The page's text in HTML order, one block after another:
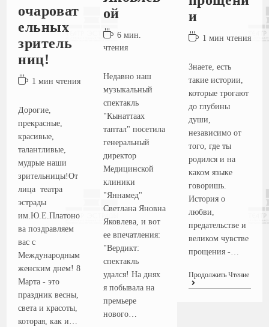
очароват
ельных
зритель
ниц!
1 мин чтения
Дорогие,
прекрасные,
красивые,
талантливые,
мудрые наши
зрительницы!От
лица театра
эстрады
им.Ю.Е.Платоно
ва поздравляем
вас с
Международным
женским днем! 8
Марта - это
праздник весны,
света и красоты,
которая, как и…
ой
6 мин.
чтения
Недавно наш
музыкальный
спектакль
"Кынаттаах
таптал" посетила
генеральный
директор
Медицинской
клиники
"Яннамед"
Светлана Яновна
Яковлева, и вот
ее впечатления:
"Вердикт:
спектакль
удался! На днях
я побывала на
премьере
нового…
и
1 мин чтения
Знаете, есть
такие истории,
которые трогают
до глубины
души,
независимо от
того, где ты
родился и на
каком языке
говоришь.
История о
любви,
предательстве и
великом чувстве
прощения -…
Продолжить Чтение